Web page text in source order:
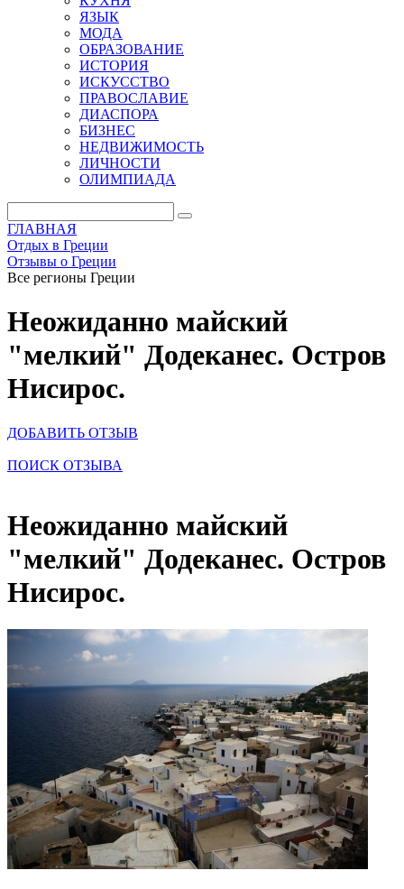
ЯЗЫК
МОДА
ОБРАЗОВАНИЕ
ИСТОРИЯ
ИСКУССТВО
ПРАВОСЛАВИЕ
ДИАСПОРА
БИЗНЕС
НЕДВИЖИМОСТЬ
ЛИЧНОСТИ
ОЛИМПИАДА
ГЛАВНАЯ
Отдых в Греции
Отзывы о Греции
Все регионы Греции
Неожиданно майский
"мелкий" Додеканес. Остров
Нисирос.
ДОБАВИТЬ ОТЗЫВ
ПОИСК ОТЗЫВА
Неожиданно майский
"мелкий" Додеканес. Остров
Нисирос.